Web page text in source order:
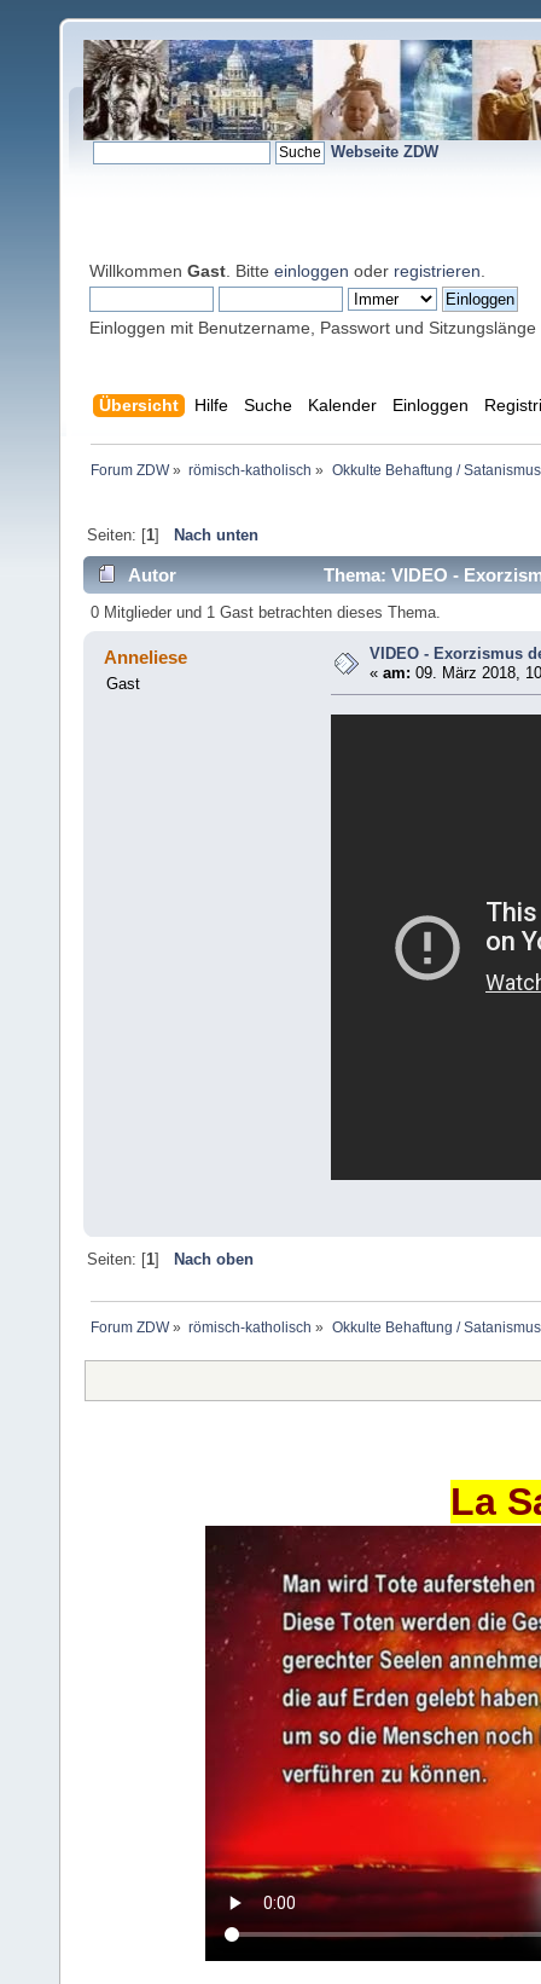
Webseite ZDW
Willkommen Gast . Bitte einloggen oder registrieren
Einloggen mit Benutzername, Passwort und Sitzungslänge
Übersicht Hilfe Suche Kalender Einloggen
Forum ZDW» römisch-katholisch » Okkulte Behaftung /
Seiten: [1] Nach unten
Autor Thema: VIDEO -
0 Mitglieder und 1 Gast betrachten dieses Thema.
Anneliese
Gast
VIDEO - Exorzismus
«am: 09. März 2018,
Seiten: [1] Nach oben
Forum ZDW» römisch-katholisch » Okkulte Behaftung /
La